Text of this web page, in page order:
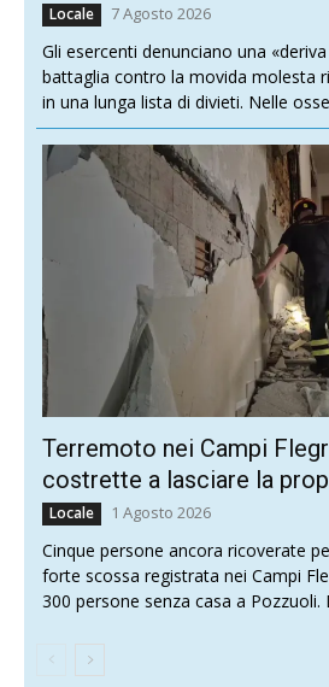
Locale 7 Agosto 2026
Gli esercenti denunciano una
battaglia contro la movida molesta
in una lunga lista di divieti. Nelle
Terremoto nei Campi
costrette a lasciare la
Locale 1 Agosto 2026
Cinque persone ancora ricoverate
forte scossa registrata nei Campi
300 persone senza casa a Pozzuoli.